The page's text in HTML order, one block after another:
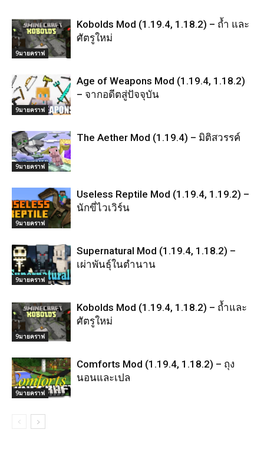
9มายคราฟ
Kobolds Mod (1.19.4, 1.18.2) – ถ้ำ และ
ศัตรูใหม่
9มายคราฟ
Age of Weapons Mod (1.19.4, 1.18.2)
– จากอดีตสู่ปัจจุบัน
9มายคราฟ
The Aether Mod (1.19.4) – มิติสวรรค์
9มายคราฟ
Useless Reptile Mod (1.19.4, 1.19.2) –
นักขี่ไวเวิร์น
9มายคราฟ
Supernatural Mod (1.19.4, 1.18.2) –
เผ่าพันธุ์ในตำนาน
9มายคราฟ
Kobolds Mod (1.19.4, 1.18.2) – ถ้ำและ
ศัตรูใหม่
9มายคราฟ
Comforts Mod (1.19.4, 1.18.2) – ถุง
นอนและเปล